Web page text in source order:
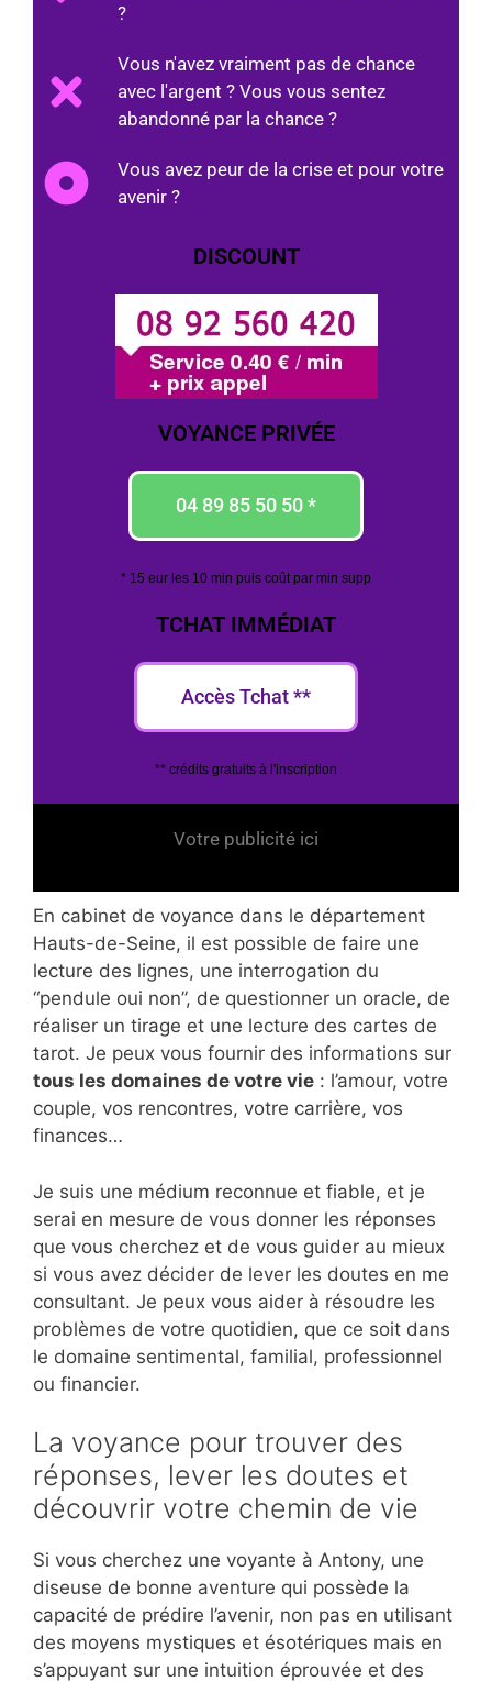
?
Vous n'avez vraiment pas de chance
avec l'argent ? Vous vous sentez
abandonné par la chance ?
Vous avez peur de la crise et pour votre
avenir ?
DISCOUNT
VOYANCE PRIVÉE
04 89 85 50 50 *
* 15 eur les 10 min puis coût par min supp
TCHAT IMMÉDIAT
Accès Tchat **
** crédits gratuits à l'inscription
Votre publicité ici
En cabinet de voyance dans le département
Hauts-de-Seine, il est possible de faire une
lecture des lignes, une interrogation du
“pendule oui non”, de questionner un oracle, de
réaliser un tirage et une lecture des cartes de
tarot. Je peux vous fournir des informations sur
tous les domaines de votre vie : l’amour, votre
couple, vos rencontres, votre carrière, vos
finances…
Je suis une médium reconnue et fiable, et je
serai en mesure de vous donner les réponses
que vous cherchez et de vous guider au mieux
si vous avez décider de lever les doutes en me
consultant. Je peux vous aider à résoudre les
problèmes de votre quotidien, que ce soit dans
le domaine sentimental, familial, professionnel
ou financier.
La voyance pour trouver des
réponses, lever les doutes et
découvrir votre chemin de vie
Si vous cherchez une voyante à Antony, une
diseuse de bonne aventure qui possède la
capacité de prédire l’avenir, non pas en utilisant
des moyens mystiques et ésotériques mais en
s’appuyant sur une intuition éprouvée et des